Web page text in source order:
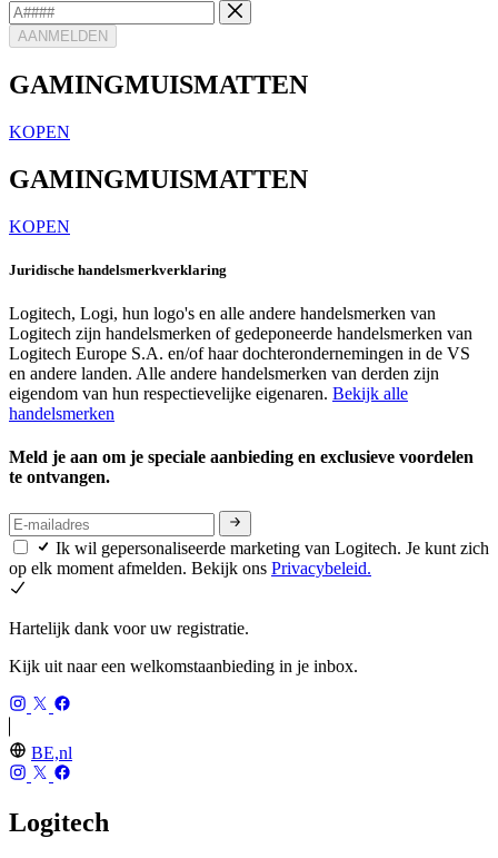
AANMELDEN
GAMINGMUISMATTEN
KOPEN
GAMINGMUISMATTEN
KOPEN
Juridische handelsmerkverklaring
Logitech, Logi, hun logo's en alle andere handelsmerken van
Logitech zijn handelsmerken of gedeponeerde handelsmerken van
Logitech Europe S.A. en/of haar dochterondernemingen in de VS
en andere landen. Alle andere handelsmerken van derden zijn
eigendom van hun respectievelijke eigenaren. Bekijk alle
handelsmerken
Meld je aan om je speciale aanbieding en exclusieve voordelen
te ontvangen.
Ik wil gepersonaliseerde marketing van Logitech. Je kunt zich
op elk moment afmelden. Bekijk ons Privacybeleid.
Hartelijk dank voor uw registratie.
Kijk uit naar een welkomstaanbieding in je inbox.
BE,nl
Logitech